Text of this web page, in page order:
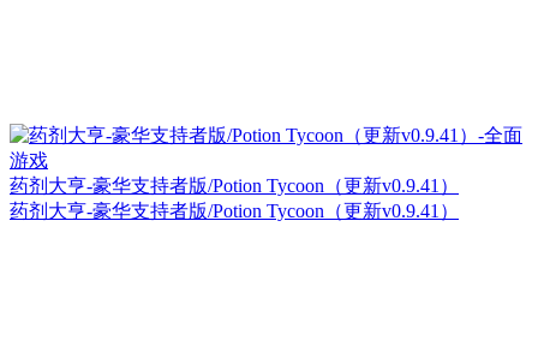
药剂大亨-豪华支持者版/Potion Tycoon（更新v0.9.41）
药剂大亨-豪华支持者版/Potion Tycoon（更新v0.9.41）